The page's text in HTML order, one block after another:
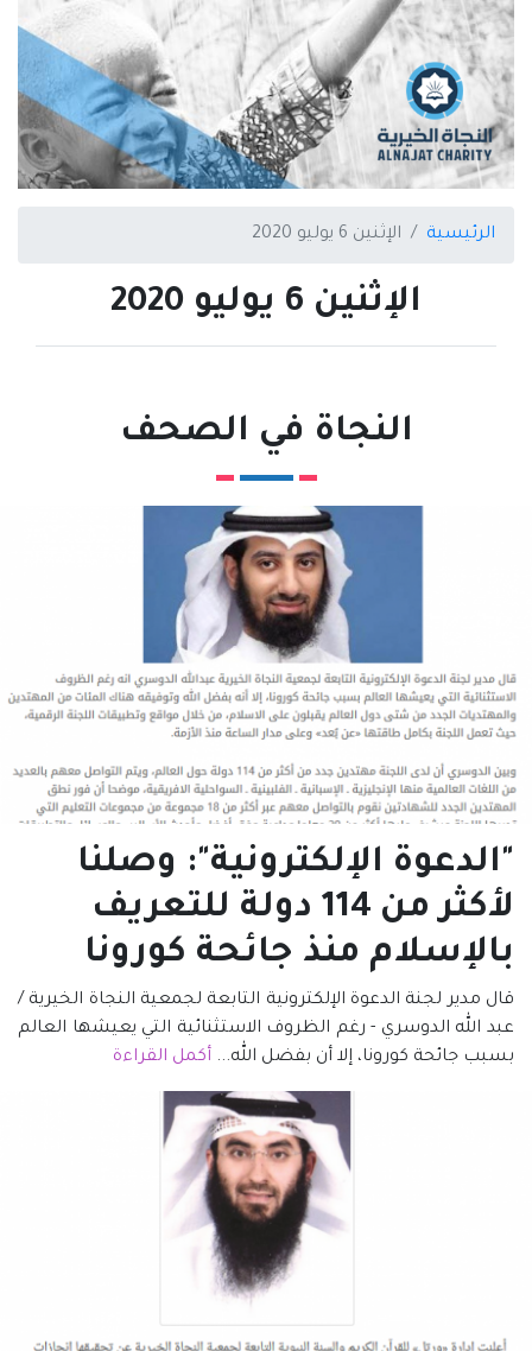
الرئيسية الإثنين 6 يوليو 2020
الإثنين 6 يوليو 2020
النجاة في الصحف
"الدعوة الإلكترونية": وصلنا
لأكثر من 114 دولة للتعريف
بالإسلام منذ جائحة كورونا
قال مدير لجنة الدعوة الإلكترونية التابعة لجمعية النجاة الخيرية /
عبد الله الدوسري - رغم الظروف الاستثنائية التي يعيشها العالم
بسبب جائحة كورونا، إلا أن بفضل الله... أكمل القراءة